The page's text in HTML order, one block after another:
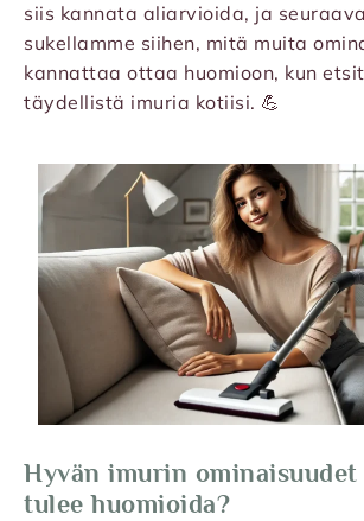
siis kannata aliarvioida, ja
sukellamme siihen, mitä muita
kannattaa ottaa huomioon, kun
täydellistä imuria kotiisi. 💪
Hyvän imurin
tulee huomioida?